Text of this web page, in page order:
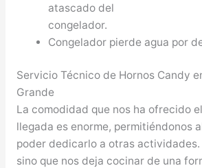
atascado del
congelador.
Congelador pierde agua por
Servicio Técnico de Hornos Candy
Grande
La comodidad que nos ha ofrecido el
llegada es enorme, permitiéndonos
poder dedicarlo a otras actividades.
sino que nos deja cocinar de una